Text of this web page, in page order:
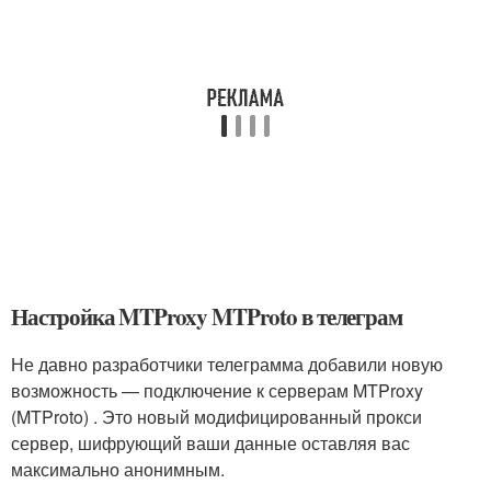
Настройка MTProxy MTProto в телеграм
Не давно разработчики телеграмма добавили новую
возможность — подключение к серверам MTProxy
(MTProto) . Это новый модифицированный прокси
сервер, шифрующий ваши данные оставляя вас
максимально анонимным.